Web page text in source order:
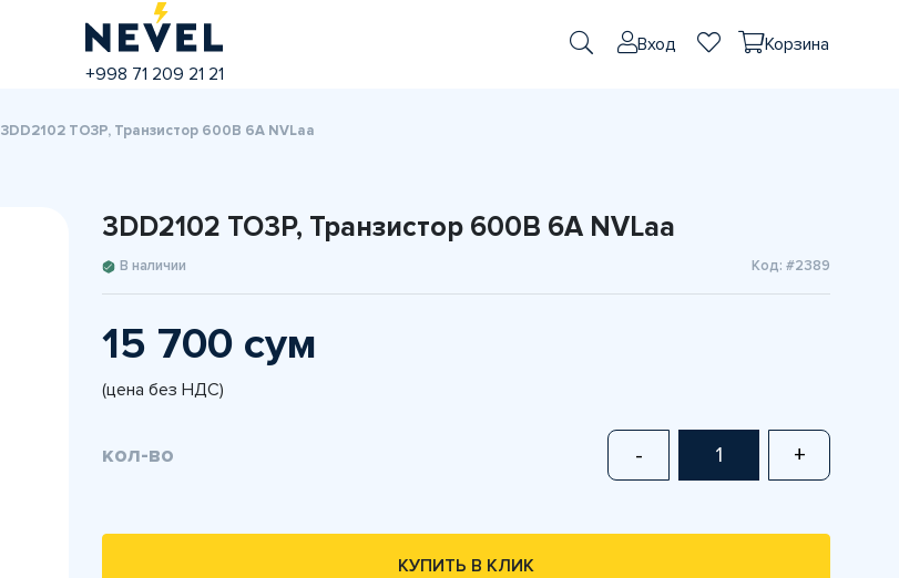
+998 71 209 21 21
Вход Корзина
3DD2102 TO3P, Транзистор 600В 6А NVLaa
3DD2102 TO3P, Транзистор 600В 6А NVLaa
В наличии Код: #2389
15 700 сум
(цена без НДС)
кол-во - +
КУПИТЬ В КЛИК